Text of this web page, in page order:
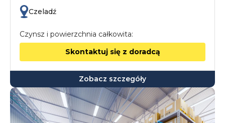
Czeladź
Czynsz i powierzchnia całkowita:
Skontaktuj się z doradcą
Zobacz szczegóły